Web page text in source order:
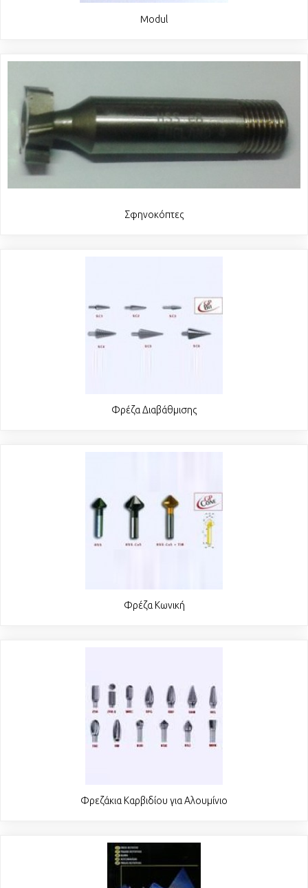
Modul
Σφηνοκόπτες
Φρέζα Διαβάθμισης
Φρέζα Κωνική
Φρεζάκια Καρβιδίου για Αλουμίνιο